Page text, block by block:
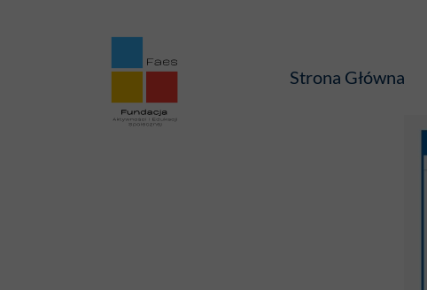
Strona Główna